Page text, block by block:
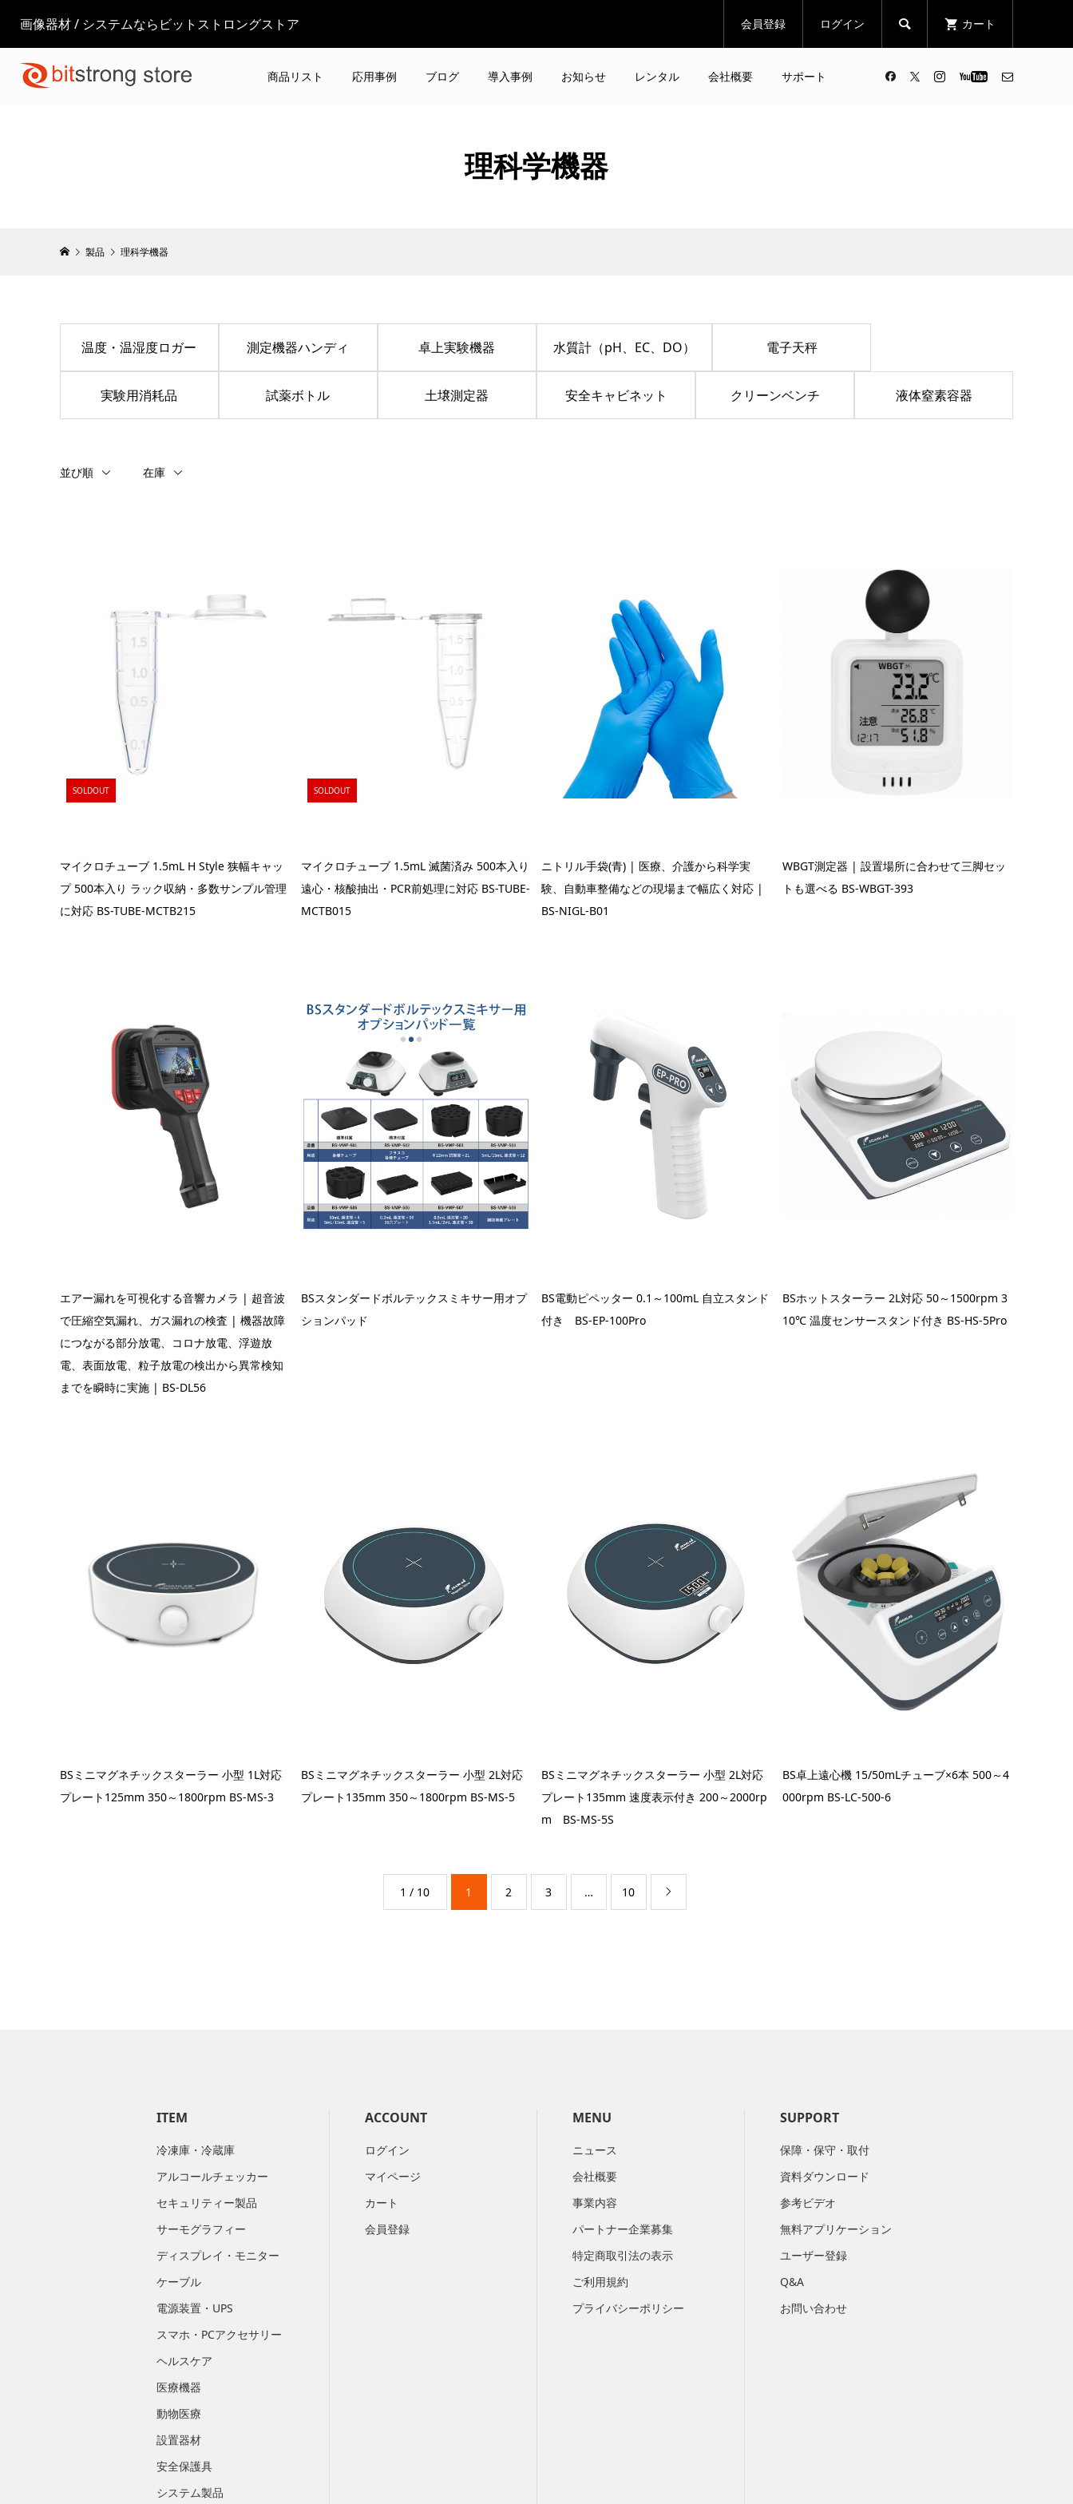
画像器材 / システムならビットストロングストア 会員登録 ログイン  カート
商品リスト 応用事例 ブログ 導入事例 お知らせ レンタル 会社概要 サポート
理科学機器
製品 理科学機器
温度・温湿度ロガー 測定機器ハンディ 卓上実験機器 水質計（pH、EC、DO） 電子天秤
実験用消耗品 試薬ボトル 土壌測定器 安全キャビネット クリーンベンチ 液体窒素容器
並び順 在庫
SOLDOUT
マイクロチューブ 1.5mL H Style 狭幅キャッ
プ 500本入り ラック収納・多数サンプル管理
に対応 BS-TUBE-MCTB215
SOLDOUT
マイクロチューブ 1.5mL 滅菌済み 500本入り
遠心・核酸抽出・PCR前処理に対応 BS-TUBE-
MCTB015
ニトリル手袋(青) | 医療、介護から科学実
験、自動車整備などの現場まで幅広く対応 |
BS-NIGL-B01
WBGT測定器 | 設置場所に合わせて三脚セッ
トも選べる BS-WBGT-393
エアー漏れを可視化する音響カメラ | 超音波
で圧縮空気漏れ、ガス漏れの検査 | 機器故障
につながる部分放電、コロナ放電、浮遊放
電、表面放電、粒子放電の検出から異常検知
までを瞬時に実施 | BS-DL56
BSスタンダードボルテックスミキサー用オプ
ションパッド
BS電動ピペッター 0.1～100mL 自立スタンド
付き BS-EP-100Pro
BSホットスターラー 2L対応 50～1500rpm 3
10℃ 温度センサースタンド付き BS-HS-5Pro
BSミニマグネチックスターラー 小型 1L対応
プレート125mm 350～1800rpm BS-MS-3
BSミニマグネチックスターラー 小型 2L対応
プレート135mm 350～1800rpm BS-MS-5
BSミニマグネチックスターラー 小型 2L対応
プレート135mm 速度表示付き 200～2000rp
m BS-MS-5S
BS卓上遠心機 15/50mLチューブ×6本 500～4
000rpm BS-LC-500-6
1 / 10 1 2 3 … 10 
ITEM
冷凍庫・冷蔵庫
アルコールチェッカー
セキュリティー製品
サーモグラフィー
ディスプレイ・モニター
ケーブル
電源装置・UPS
スマホ・PCアクセサリー
ヘルスケア
医療機器
動物医療
設置器材
安全保護具
システム製品
ACCOUNT
ログイン
マイページ
カート
会員登録
MENU
ニュース
会社概要
​事業内容
パートナー企業募集
特定商取引法の表示
ご利用規約
プライバシーポリシー
SUPPORT
保障・保守・取付
資料ダウンロード
参考ビデオ
無料アプリケーション
ユーザー登録
Q&A
お問い合わせ